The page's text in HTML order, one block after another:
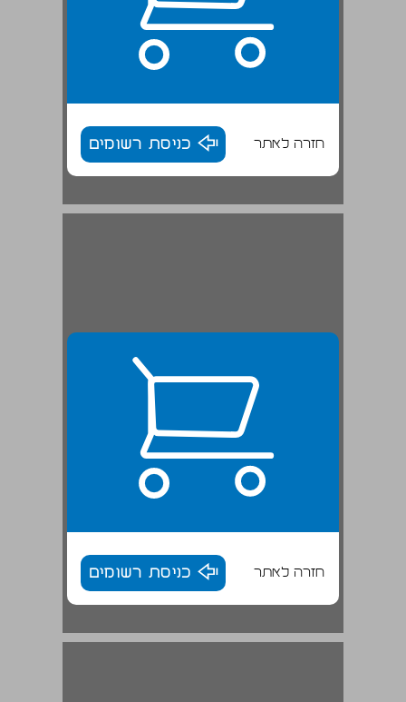
חזרה לאתר כניסת רשומים
חזרה לאתר כניסת רשומים